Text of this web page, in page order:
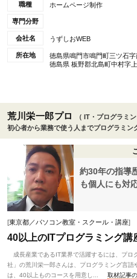
職種 ホームページ制作
専門分野
会社名 うずしおWEB
所在地
徳島県鳴門市鳴門町三ツ石
徳島県 板野郡北島町中村字
荒川栄一郎プロ
（ IT・プログラミン
初心者から業務で使う人までプログラミン
約30年の指導
も個人にも対
[東京都／パソコン教室・スクール・講座]
40以上のITプログラミング講
成長産業であるIT業界で活躍するには、プロ
社」の荒川栄一郎さんは、プログラミング言
は、40以上ものコースを用意し...
取材記事